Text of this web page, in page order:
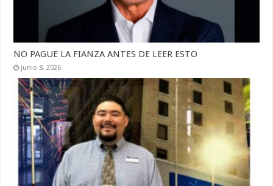
NO PAGUE LA FIANZA ANTES DE LEER ESTO
junio 8, 2026